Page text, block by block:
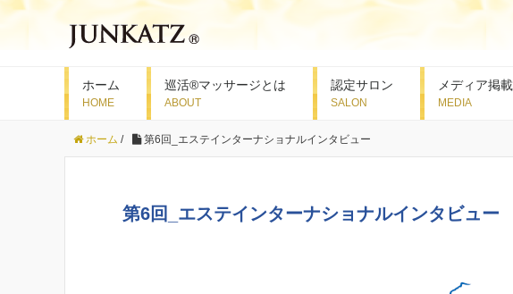
ホーム 巡活®マッサージとは 認定サロン メディア掲載
ホーム / 第6回_エステインターナショナルインタビュー
第6回_エステインターナショナルインタビュー